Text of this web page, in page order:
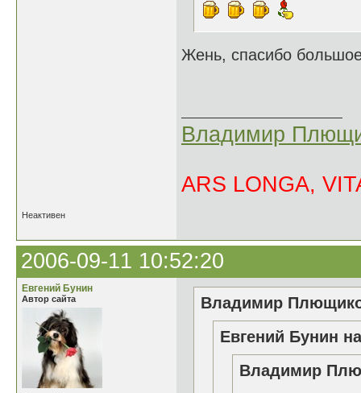
Жень, спасибо
Владимир
ARS LONGA,
Неактивен
2006-09-11 10:52:20
Евгений Бунин
Автор сайта
Владимир
Евгений Бунин
Владимир